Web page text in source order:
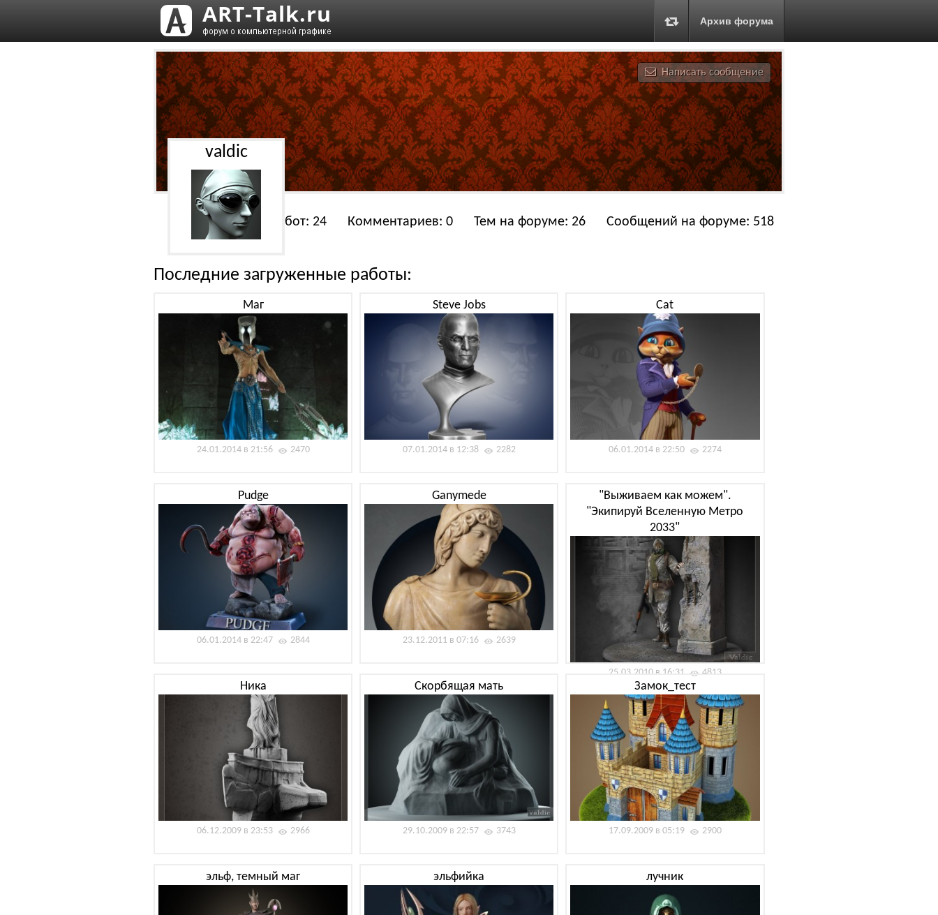
Архив форума
Написать сообщение
valdic
Работ: 24 Комментариев: 0 Тем на форуме: 26 Сообщений на форуме: 518
Последние загруженные работы:
Маг
24.01.2014 в 21:56 2470
Steve Jobs
07.01.2014 в 12:38 2282
Cat
06.01.2014 в 22:50 2274
Pudge
06.01.2014 в 22:47 2844
Ganymede
23.12.2011 в 07:16 2639
"Выживаем как можем".
"Экипируй Вселенную Метро
2033"
25.03.2010 в 16:31 4813
Ника
06.12.2009 в 23:53 2966
Скорбящая мать
29.10.2009 в 22:57 3743
Замок_тест
17.09.2009 в 05:19 2900
эльф, темный маг эльфийка лучник